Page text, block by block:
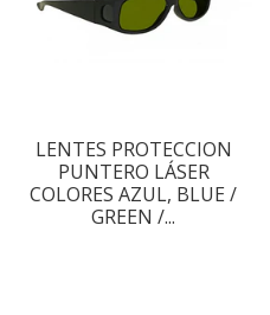
LENTES PROTECCION
PUNTERO LÁSER
COLORES AZUL, BLUE /
GREEN /...